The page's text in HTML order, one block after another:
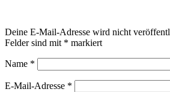
Deine E-Mail-Adresse wird nicht
Felder sind mit * markiert
Name *
E-Mail-Adresse *